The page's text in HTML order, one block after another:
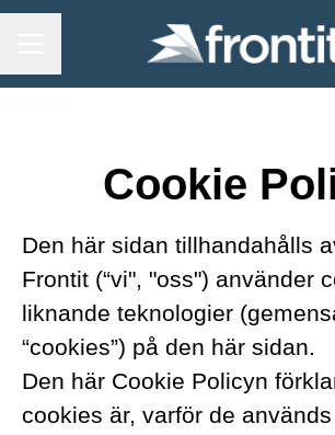
Cookie
Den här sidan tillhandahålls
Frontit (“vi", "oss") använder
liknande teknologier
“cookies”) på den här sidan.
Den här Cookie Policyn
cookies är, varför de